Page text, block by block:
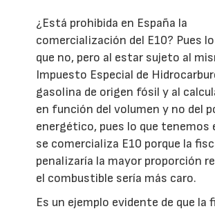
¿Está prohibida en España la
comercialización del E10? Pues
que no, pero al estar sujeto al
Impuesto Especial de
gasolina de origen fósil y al
en función del volumen y no del
energético, pues lo que tenemos
se comercializa E10 porque la
penalizaría la mayor proporción
el combustible sería más caro.
Es un ejemplo evidente de que la